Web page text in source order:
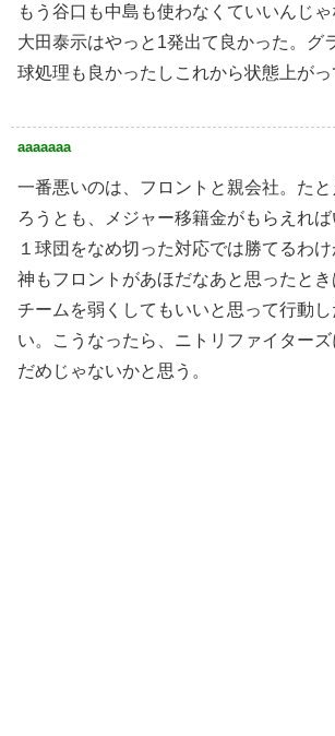
もう谷口も中島も使わなくていいんじゃ
大田泰示はやっと1発出て良かった。グ
球処理も良かったしこれから状態上がっ
aaaaaaa
一番悪いのは、フロントと親会社。た
ろうとも、メジャー移籍金がもらえれば
１球団をなめ切った対応では勝てるわ
神もフロントがあほだなあと思ったとき
チームを弱くしてもいいと思って行動
い。こうなったら、ニトリファイター
だめじゃないかと思う。